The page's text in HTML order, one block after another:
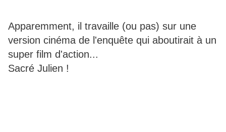
Apparemment, il travaille (ou pas) sur une
version cinéma de l'enquête qui aboutirait à un
super film d'action...
Sacré Julien !